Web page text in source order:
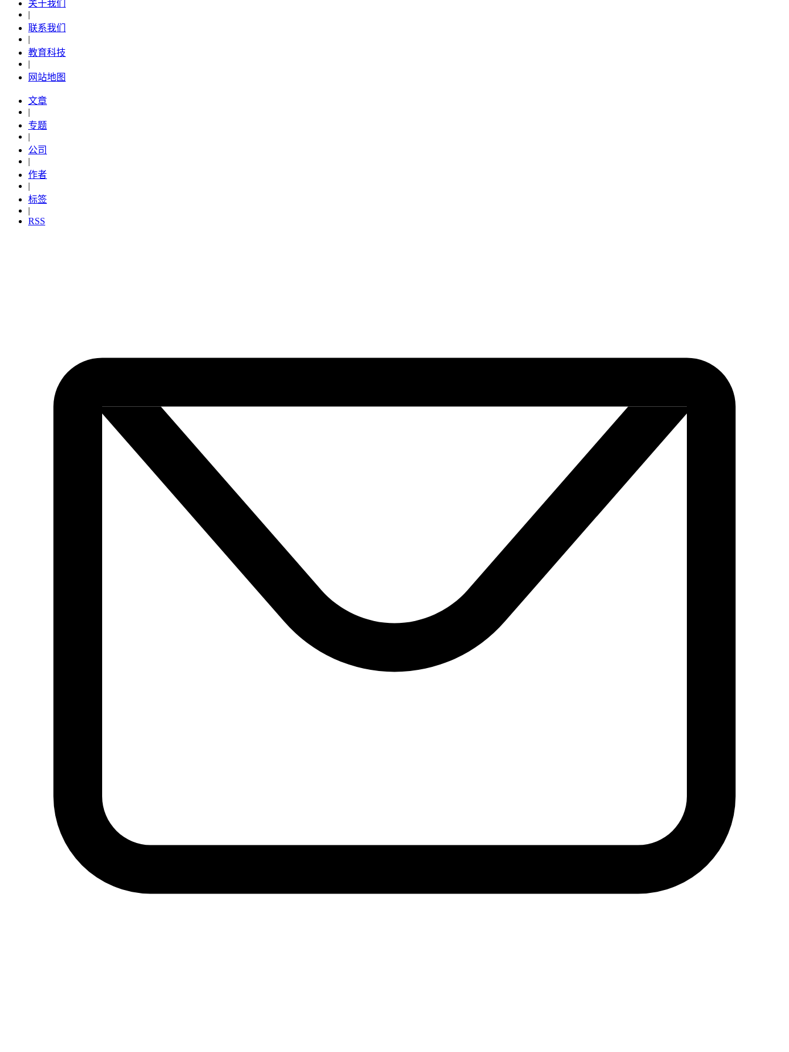
关于我们
|
联系我们
|
教育科技
|
网站地图
文章
|
专题
|
公司
|
作者
|
标签
|
RSS